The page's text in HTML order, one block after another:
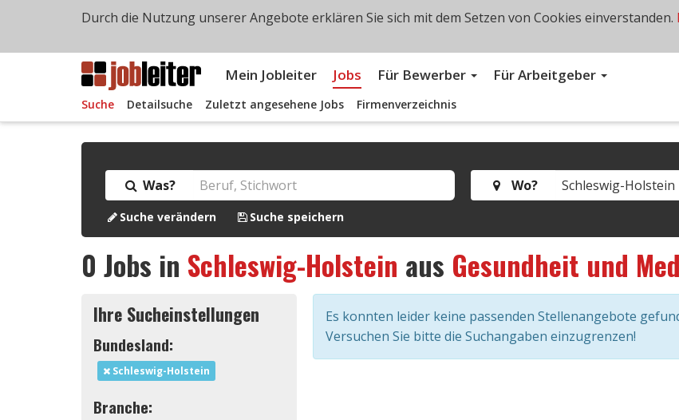
Mein Jobleiter Jobs Für Bewerber Für Arbeitgeber
Suche Detailsuche Zuletzt angesehene Jobs Firmenverzeichnis
Was? Wo?
Suche verändern Suche speichern
0 Jobs in Schleswig-Holstein aus Gesundheit und
Ihre Sucheinstellungen
Bundesland:
Schleswig-Holstein
Branche:
Es konnten leider keine passenden Stellenangebote
Versuchen Sie bitte die Suchangaben einzugrenzen!
Durch die Nutzung unserer Angebote erklären Sie sich mit dem Setzen von Cookies einverstanden.